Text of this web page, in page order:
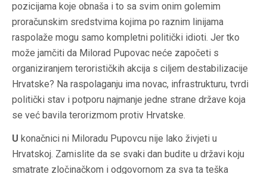
pozicijama koje obnaša i to sa svim onim golemim
proračunskim sredstvima kojima po raznim linijama
raspolaže mogu samo kompletni politički idioti. Jer tko
može jamčiti da Milorad Pupovac neće započeti s
organiziranjem terorističkih akcija s ciljem destabilizacije
Hrvatske? Na raspolaganju ima novac, infrastrukturu, tvrdi
politički stav i potporu najmanje jedne strane države koja
se već bavila terorizmom protiv Hrvatske.
U konačnici ni Miloradu Pupovcu nije lako živjeti u
Hrvatskoj. Zamislite da se svaki dan budite u državi koju
smatrate zločinačkom i odgovornom za sva ta teška